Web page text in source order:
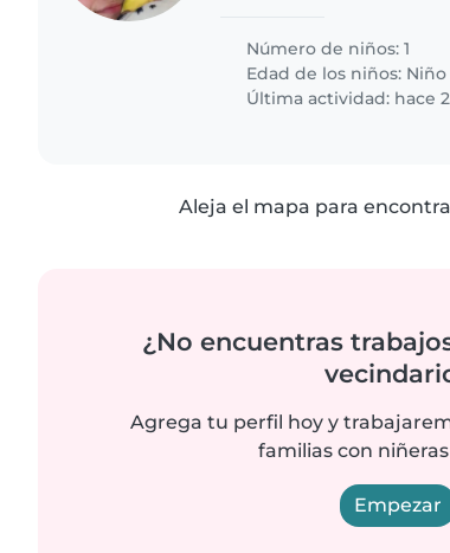
Número de niños: 1
Edad de los niños:
Última actividad: hace
Aleja el mapa para
¿No encuentras
Agrega tu perfil hoy y
familias con
Empezar